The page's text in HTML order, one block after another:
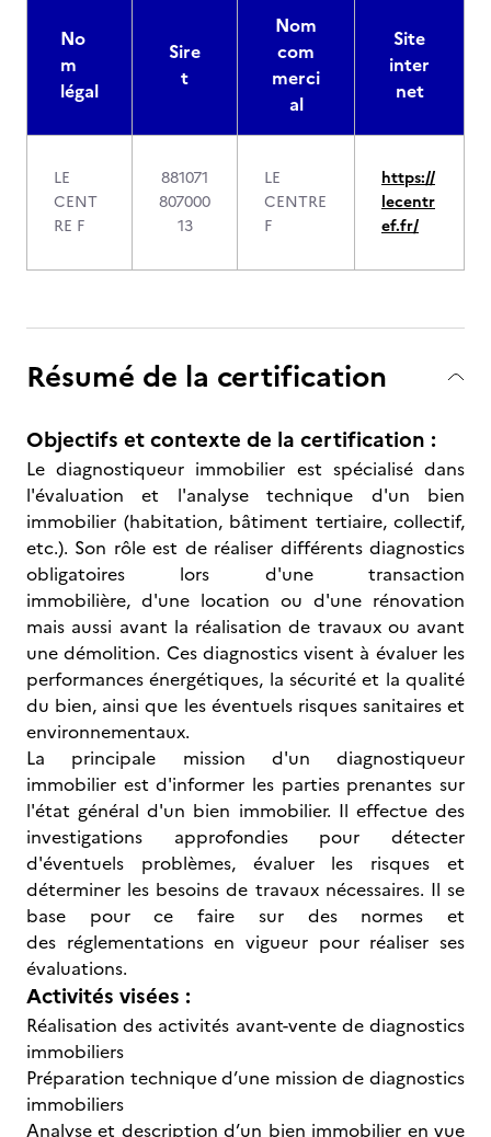
No
m
légal
Sire
t
Nom
com
merci
al
Site
inter
net
LE
CENT
RE F
881071
807000
13
LE
CENTRE
F
https://
lecentr
ef.fr/
Résumé de la certification
Objectifs et contexte de la certification :
Le diagnostiqueur immobilier est spécialisé dans
l'évaluation et l'analyse technique d'un bien
immobilier (habitation, bâtiment tertiaire, collectif,
etc.). Son rôle est de réaliser différents diagnostics
obligatoires lors d'une transaction
immobilière, d'une location ou d'une rénovation
mais aussi avant la réalisation de travaux ou avant
une démolition. Ces diagnostics visent à évaluer les
performances énergétiques, la sécurité et la qualité
du bien, ainsi que les éventuels risques sanitaires et
environnementaux.
La principale mission d'un diagnostiqueur
immobilier est d'informer les parties prenantes sur
l'état général d'un bien immobilier. Il effectue des
investigations approfondies pour détecter
d'éventuels problèmes, évaluer les risques et
déterminer les besoins de travaux nécessaires. Il se
base pour ce faire sur des normes et
des réglementations en vigueur pour réaliser ses
évaluations.
Activités visées :
Réalisation des activités avant-vente de diagnostics
immobiliers
Préparation technique d’une mission de diagnostics
immobiliers
Analyse et description d’un bien immobilier en vue